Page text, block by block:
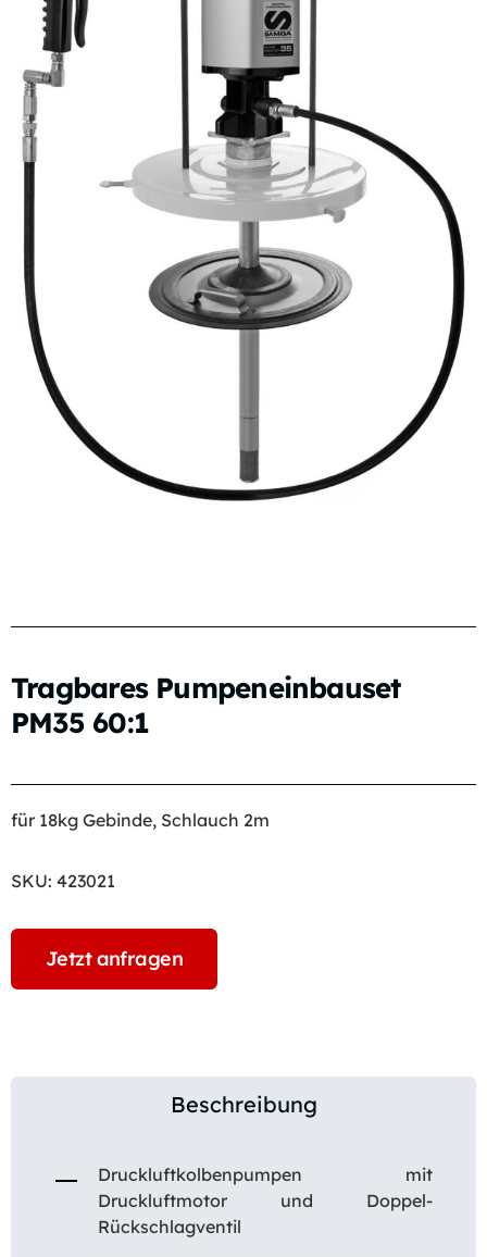
Tragbares Pumpeneinbauset
PM35 60:1
für 18kg Gebinde, Schlauch 2m
SKU: 423021
Jetzt anfragen
Beschreibung
Druckluftkolbenpumpen mit
Druckluftmotor und Doppel-
Rückschlagventil